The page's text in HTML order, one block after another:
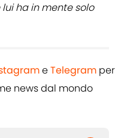
ha in mente solo
eTelegram per
news dal mondo